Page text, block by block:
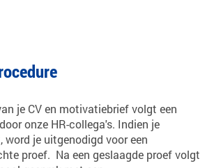
je CV en motivatiebrief volgt een
onze HR-collega's. Indien je
word je uitgenodigd voor een
proef. Na een geslaagde proef volgt